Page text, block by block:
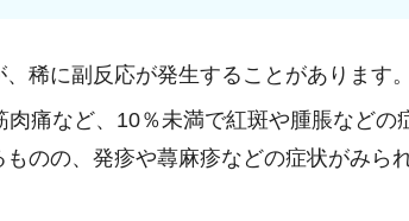
稀に副反応が発生することがあります。
痛など、10％未満で紅斑や腫脹などの
のの、発疹や蕁麻疹などの症状がみら